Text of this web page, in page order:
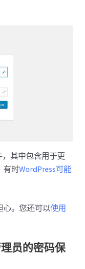
，其中包含用于更
有时WordPress可能
心。您还可以使用
员的密码保